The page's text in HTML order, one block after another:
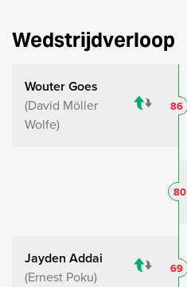
Wedstrijdverloop
Wouter Goes
David Möller
Wolfe
86
80
Jayden Addai
Ernest Poku
69